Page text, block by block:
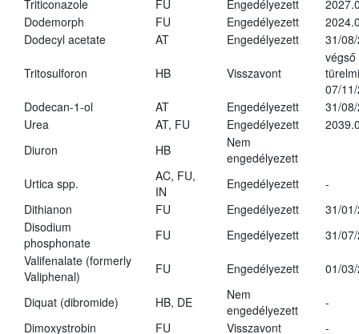
Triticonazole
FU Engedélyezett
Dodemorph
FU Engedélyezett
Dodecyl acetate
AT Engedélyezett 31/
Tritosulforon HB Visszavont
végső
07/
Dodecan-1-ol
AT Engedélyezett
31/
Urea
AT, FU Engedélyezett
Diuron
HB
Nem
engedélyezett
Urtica spp.
AC, FU,
IN
Engedélyezett
-
Dithianon
FU Engedélyezett
31/
Disodium
phosphonate
FU Engedélyezett
31/
Valifenalate (formerly
Valiphenal)
FU Engedélyezett 01/
Diquat (dibromide) HB, DE
Nem
engedélyezett
-
Dimoxystrobin
FU Visszavont
-